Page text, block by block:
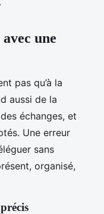
une
pas qu’à la
aussi de la
échanges, et
Une erreur
sans
organisé,